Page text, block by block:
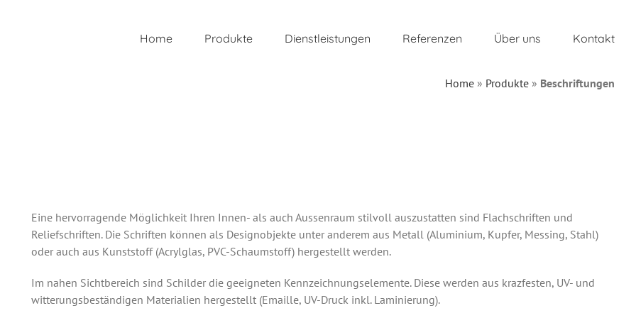
Home Produkte Dienstleistungen Referenzen Über uns Kontakt
Home » Produkte » Beschriftungen
Eine hervorragende Möglichkeit Ihren Innen- als auch Aussenraum stilvoll auszustatten sind Flachschriften und
Reliefschriften. Die Schriften können als Designobjekte unter anderem aus Metall (Aluminium, Kupfer, Messing, Stahl)
oder auch aus Kunststoff (Acrylglas, PVC-Schaumstoff) hergestellt werden.
Im nahen Sichtbereich sind Schilder die geeigneten Kennzeichnungselemente. Diese werden aus krazfesten, UV- und
witterungsbeständigen Materialien hergestellt (Emaille, UV-Druck inkl. Laminierung).